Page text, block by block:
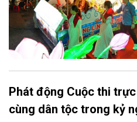
Phát động Cuộc thi
cùng dân tộc trong kỷ